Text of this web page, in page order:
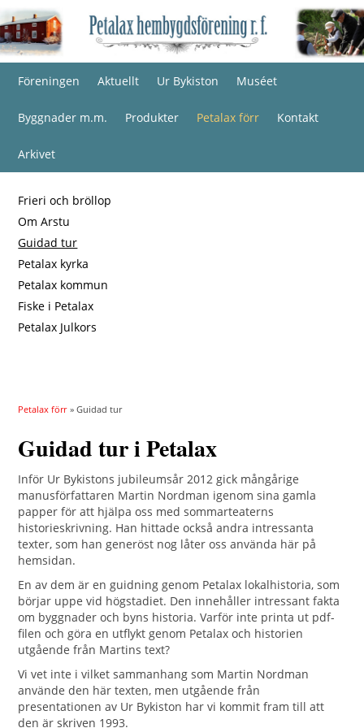
Föreningen Aktuellt Ur Bykiston Muséet
Byggnader m.m. Produkter Petalax förr Kontakt
Arkivet
Frieri och bröllop
Om Arstu
Guidad tur
Petalax kyrka
Petalax kommun
Fiske i Petalax
Petalax Julkors
Petalax förr » Guidad tur
Guidad tur i Petalax
Inför Ur Bykistons jubileumsår 2012 gick mångårige
manusförfattaren Martin Nordman igenom sina gamla
papper för att hjälpa oss med sommarteaterns
historieskrivning. Han hittade också andra intressanta
texter, som han generöst nog låter oss använda här på
hemsidan.
En av dem är en guidning genom Petalax lokalhistoria, som
börjar uppe vid högstadiet. Den innehåller intressant fakta
om byggnader och byns historia. Varför inte printa ut pdf-
filen och göra en utflykt genom Petalax och historien
utgående från Martins text?
Vi vet inte i vilket sammanhang som Martin Nordman
använde den här texten, men utgående från
presentationen av Ur Bykiston har vi kommit fram till att
den är skriven 1993.